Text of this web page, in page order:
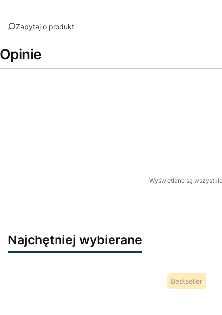
Zapytaj o produkt
Opinie
Wyświetlane są
Najchętniej wybierane
Bestseller